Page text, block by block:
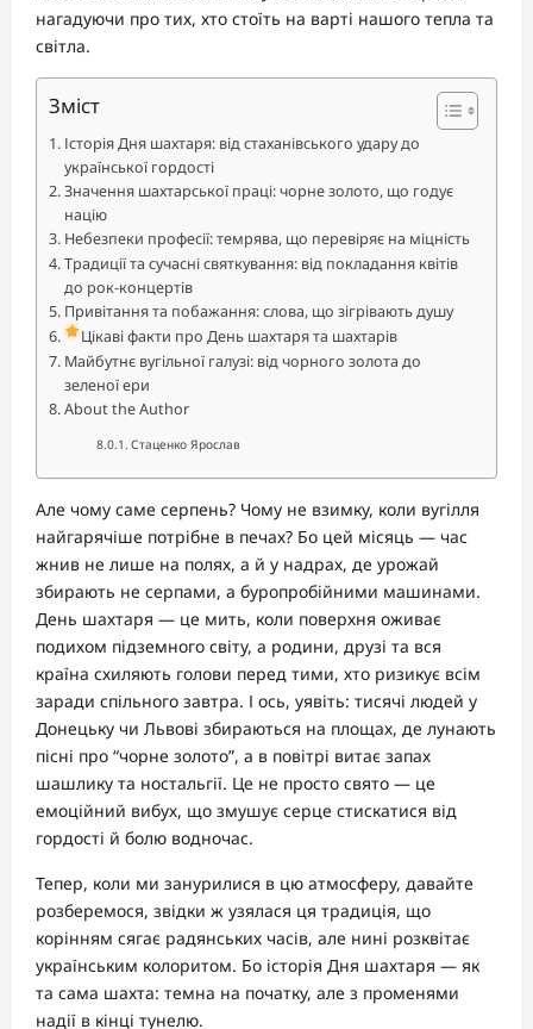
нагадуючи про тих, хто стоїть на варті нашого тепла та
світла.
Зміст
Історія Дня шахтаря: від стаханівського удару до
української гордості
Значення шахтарської праці: чорне золото, що годує
націю
Небезпеки професії: темрява, що перевіряє на міцність
Традиції та сучасні святкування: від покладання квітів
до рок-концертів
Привітання та побажання: слова, що зігрівають душу
Цікаві факти про День шахтаря та шахтарів
Майбутнє вугільної галузі: від чорного золота до
зеленої ери
About the Author
Стаценко Ярослав
Але чому саме серпень? Чому не взимку, коли вугілля
найгарячіше потрібне в печах? Бо цей місяць — час
жнив не лише на полях, а й у надрах, де урожай
збирають не серпами, а буропробійними машинами.
День шахтаря — це мить, коли поверхня оживає
подихом підземного світу, а родини, друзі та вся
країна схиляють голови перед тими, хто ризикує всім
заради спільного завтра. І ось, уявіть: тисячі людей у
Донецьку чи Львові збираються на площах, де лунають
пісні про “чорне золото”, а в повітрі витає запах
шашлику та ностальгії. Це не просто свято — це
емоційний вибух, що змушує серце стискатися від
гордості й болю водночас.
Тепер, коли ми занурилися в цю атмосферу, давайте
розберемося, звідки ж узялася ця традиція, що
корінням сягає радянських часів, але нині розквітає
українським колоритом. Бо історія Дня шахтаря — як
та сама шахта: темна на початку, але з променями
надії в кінці тунелю.